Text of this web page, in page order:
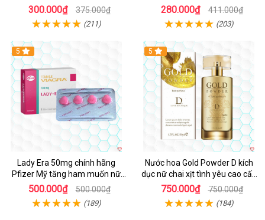
thích
300.000₫ 375.000₫
(211)
cảm
280.000₫ 411.000₫
(203)
5
Lady Era 50mg chính hãng
Pfizer Mỹ tăng ham muốn nữ
nhanh chóng
500.000₫ 500.000₫
(189)
5
Nước hoa Gold Powder D kích
dục nữ chai xịt tình yêu cao cấp
chính hãng
750.000₫ 750.000₫
(184)